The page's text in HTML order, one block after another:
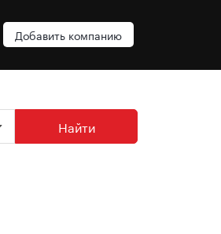
Добавить компанию
Найти